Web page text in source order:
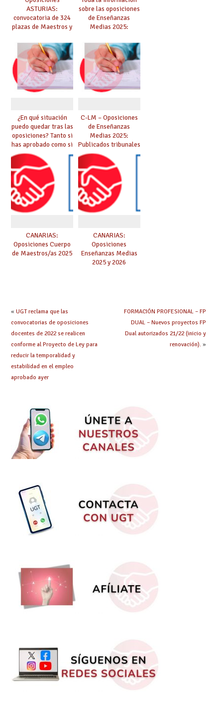
ASTURIAS:
convocatoria de 324
plazas de Maestros y
Catedráticos de
Música y Artes
Escénicas
sobre las oposiciones
de Enseñanzas
Medias 2025:
DEFINITIVO DE
ASPIRANTES
SELECCIONADOS
¿En qué situación
puedo quedar tras las
oposiciones? Tanto si
has aprobado como si
te quedas en bolsa,
te lo explicamos todo
aquí
C-LM – Oposiciones
de Enseñanzas
Medias 2025:
Publicados tribunales
y sedes. CONSULTA
AQUÍ TU TRIBUNAL.
Las pruebas se
iniciarán el 21 de
junio.
CANARIAS:
Oposiciones Cuerpo
de Maestros/as 2025
CANARIAS:
Oposiciones
Enseñanzas Medias
2025 y 2026
« UGT reclama que las
convocatorias de oposiciones
docentes de 2022 se realicen
conforme al Proyecto de Ley para
reducir la temporalidad y
estabilidad en el empleo
aprobado ayer
FORMACIÓN PROFESIONAL – FP
DUAL – Nuevos proyectos FP
Dual autorizados 21/22 (inicio y
renovación).»